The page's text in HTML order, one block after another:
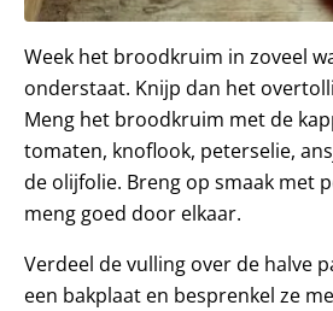
Week het broodkruim in zoveel
onderstaat. Knijp dan het
Meng het broodkruim met de
tomaten, knoflook, peterselie,
de olijfolie. Breng op smaak met
meng goed door elkaar.
Verdeel de vulling over de halve
een bakplaat en besprenkel ze